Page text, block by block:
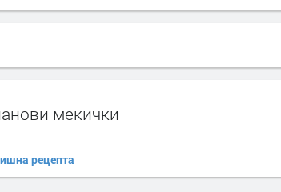
мекички
рецепта